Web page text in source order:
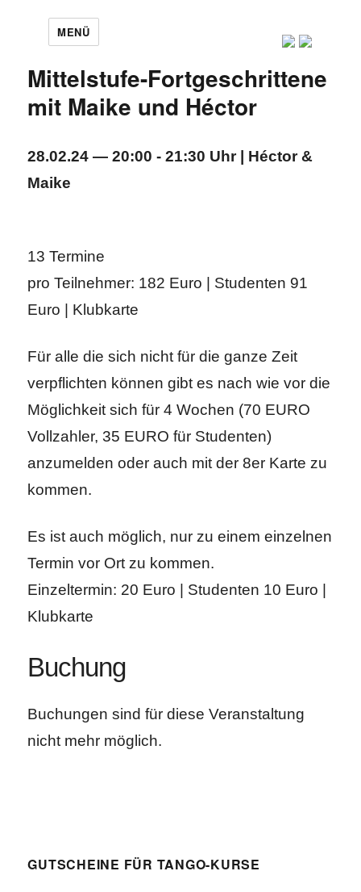
MENÜ
Mittelstufe-Fortgeschrittene
mit Maike und Héctor
28.02.24 — 20:00 - 21:30 Uhr | Héctor &
Maike
13 Termine
pro Teilnehmer: 182 Euro | Studenten 91
Euro | Klubkarte
Für alle die sich nicht für die ganze Zeit
verpflichten können gibt es nach wie vor die
Möglichkeit sich für 4 Wochen (70 EURO
Vollzahler, 35 EURO für Studenten)
anzumelden oder auch mit der 8er Karte zu
kommen.
Es ist auch möglich, nur zu einem einzelnen
Termin vor Ort zu kommen.
Einzeltermin: 20 Euro | Studenten 10 Euro |
Klubkarte
Buchung
Buchungen sind für diese Veranstaltung
nicht mehr möglich.
GUTSCHEINE FÜR TANGO-KURSE